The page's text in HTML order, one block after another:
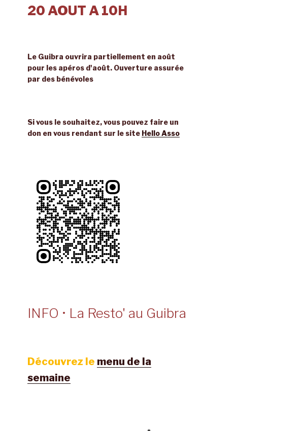
20 AOUT A 10H
Le Guibra ouvrira partiellement en août
pour les apéros d'août. Ouverture assurée
par des bénévoles
Si vous le souhaitez, vous pouvez faire un
don en vous rendant sur le site Hello Asso
INFO • La Resto' au Guibra
Découvrez le menu de la
semaine